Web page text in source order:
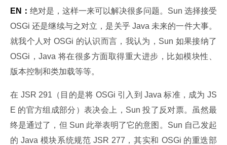
EN： 绝对是，这样一来可以解决很多问题。Sun 选择接受
OSGi 还是继续与之对立，是关乎 Java 未来的一件大事。
就我个人对 OSGi 的认识而言，我认为，Sun 如果接纳了
OSGi，Java 将在很多方面取得重大进步，比如模块性、
版本控制和类加载等等。
在 JSR 291（目的是将 OSGi 引入到 Java 标准，成为 JS
E 的官方组成部分）表决会上，Sun 投了反对票。虽然最
终是通过了，但 Sun 此举表明了它的意图。Sun 自己发起
的 Java 模块系统规范 JSR 277，其实和 OSGi 的重迭部